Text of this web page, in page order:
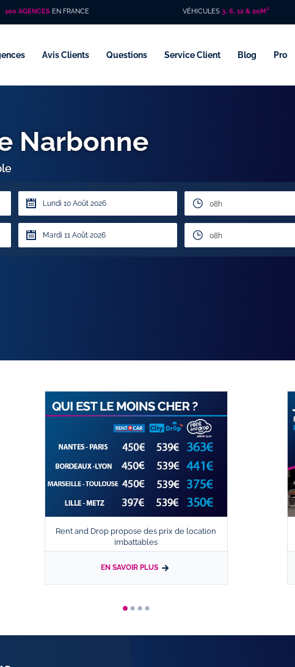
100 AGENCESEN FRANCE VÉHICULES 3, 6, 12 & 20M³
Avis Clients Questions Service Client Blog Pro
Narbonne
08h
08h
Rent and Drop propose des prix de location
imbattables
EN SAVOIR PLUS